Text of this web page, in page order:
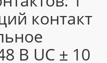
контакт
В UC ± 10